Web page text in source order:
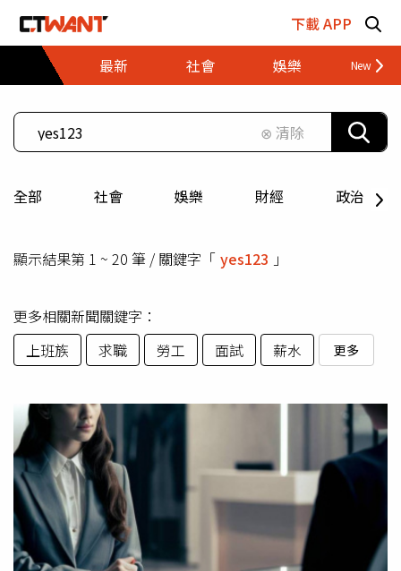
下載 APP
最新
社會 娛樂 財經
⊗ 清除
全部 社會 娛樂 財經 政治
顯示結果第 1 ~ 20 筆 / 關鍵字「 yes123 」
更多相關新聞關鍵字：
上班族
求職 勞工 面試 薪水 更多